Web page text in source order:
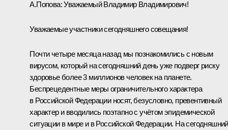
А.Попова:Уважаемый Владимир Владимирович!
Уважаемые участники сегодняшнего совещания!
Почти четыре месяца назад мы познакомились с новым
вирусом, который на сегодняшний день уже подверг риску
здоровье более 3 миллионов человек на планете.
Беспрецедентные меры ограничительного характера
в Российской Федерации носят, безусловно, превентивный
характер и вводились поэтапно с учётом эпидемической
ситуации в мире и в Российской Федерации. На сегодняшний